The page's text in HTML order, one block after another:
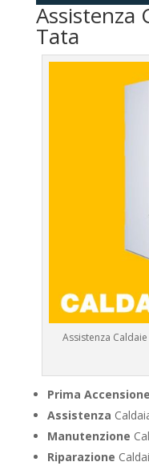
Assistenza
Tata
Assistenza
Prima Accensione
Assistenza
Manutenzione
Riparazione